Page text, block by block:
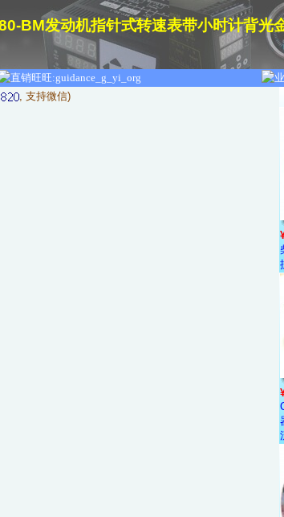
BM发动机指针式转速表带小时计背光
, 支持微信)